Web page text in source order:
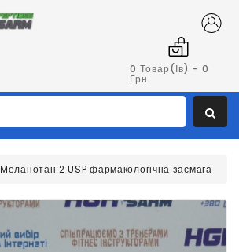
0 Товар(ів) - 0
Грн.
Меланотан 2 USP фармакологічна засмага